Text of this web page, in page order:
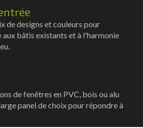
de designs et couleurs pour
bâtis existants et à l'harmonie
de fenêtres en PVC, bois ou alu
panel de choix pour répondre à